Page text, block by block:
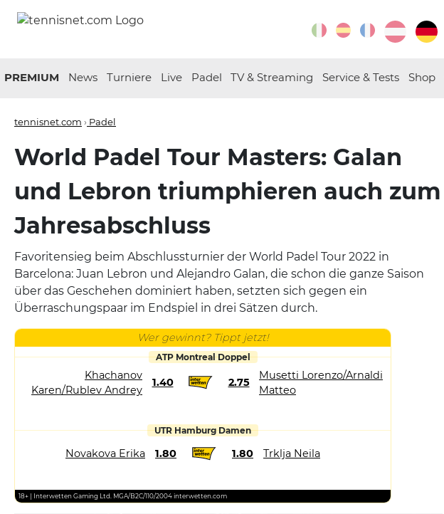
PREMIUM News Turniere Live Padel TV & Streaming Service & Tests Shop
tennisnet.com › Padel
World Padel Tour Masters: Galan
und Lebron triumphieren auch zum
Jahresabschluss
Favoritensieg beim Abschlussturnier der World Padel Tour 2022 in
Barcelona: Juan Lebron und Alejandro Galan, die schon die ganze Saison
über das Geschehen dominiert haben, setzten sich gegen ein
Überraschungspaar im Endspiel in drei Sätzen durch.
Wer gewinnt? Tippt jetzt!
ATP Montreal Doppel
Khachanov
Karen/Rublev Andrey
1.40 2.75
Musetti Lorenzo/Arnaldi
Matteo
UTR Hamburg Damen
Novakova Erika 1.80 1.80 Trklja Neila
18+ | Interwetten Gaming Ltd. MGA/B2C/110/2004 interwetten.com